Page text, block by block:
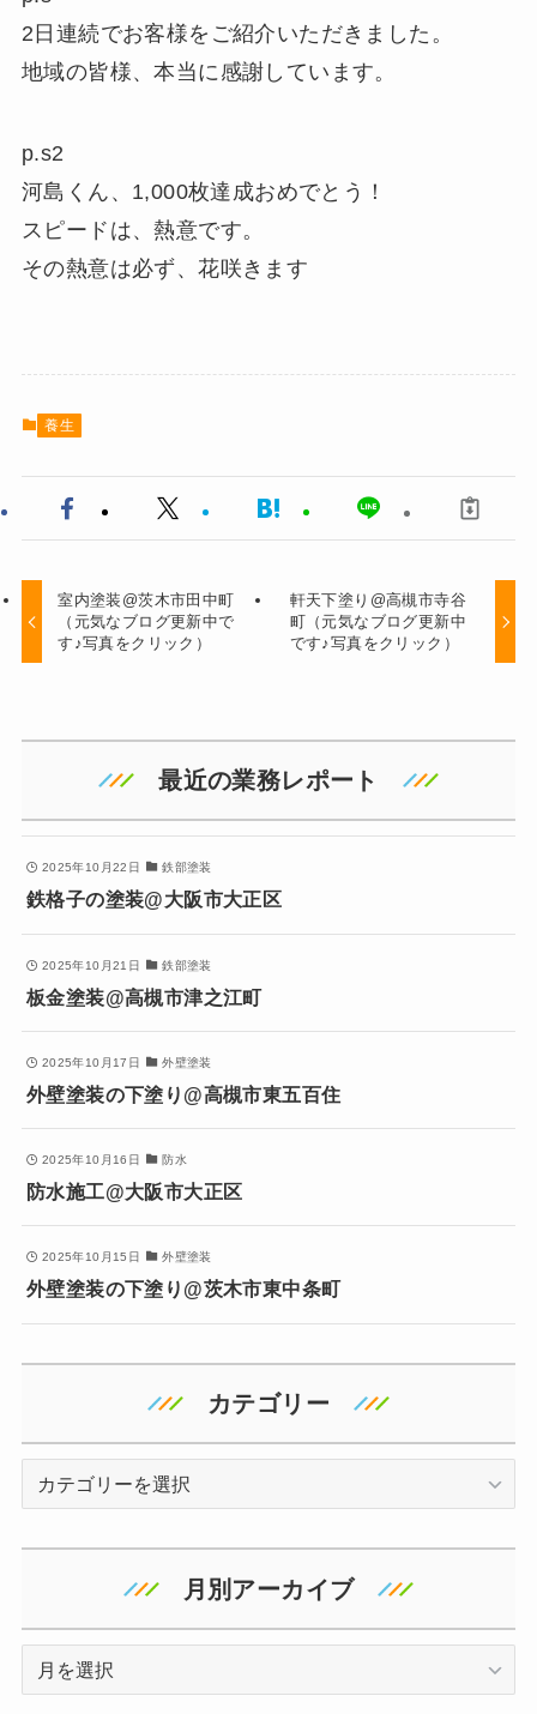
2日連続でお客様をご紹介いただきました。
地域の皆様、本当に感謝しています。
p.s2
河島くん、1,000枚達成おめでとう！
スピードは、熱意です。
その熱意は必ず、花咲きます
養生
室内塗装@茨木市田中町
（元気なブログ更新中で
す♪写真をクリック）
軒天下塗り@高槻市寺谷
町（元気なブログ更新中
です♪写真をクリック）
最近の業務レポート
2025年10月22日 鉄部塗装
鉄格子の塗装@大阪市大正区
2025年10月21日 鉄部塗装
板金塗装@高槻市津之江町
2025年10月17日 外壁塗装
外壁塗装の下塗り@高槻市東五百住
2025年10月16日 防水
防水施工@大阪市大正区
2025年10月15日 外壁塗装
外壁塗装の下塗り@茨木市東中条町
カテゴリー
月別アーカイブ